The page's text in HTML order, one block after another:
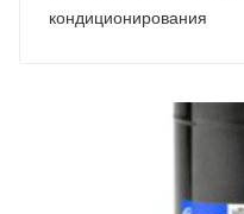
кондиционирования